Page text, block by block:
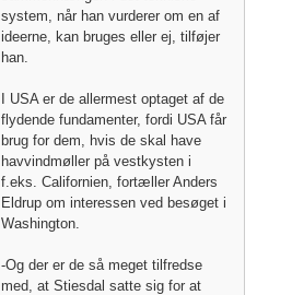
system, når han vurderer om en af
ideerne, kan bruges eller ej, tilføjer
han.
I USA er de allermest optaget af de
flydende fundamenter, fordi USA får
brug for dem, hvis de skal have
havvindmøller på vestkysten i
f.eks. Californien, fortæller Anders
Eldrup om interessen ved besøget i
Washington.
-Og der er de så meget tilfredse
med, at Stiesdal satte sig for at